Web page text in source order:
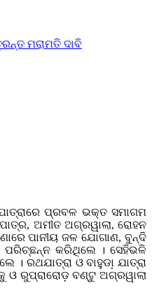
ଦାବି
ପ୍ରବଳ ଭକ୍ତ ସମାଗମ
ଅମୀତ ଅଗ୍ରୱାଲା, ରୋହନ
ପାନୀୟ ଜଳ ଯୋଗାଣ, ବୁନ୍ଦି
ପରିଚ୍ଛନ୍ନ କରିଥିଲେ । ସେହିଭଳି
ରଥଯାତ୍ରା ଓ ବାହୁଡା଼ ଯାତ୍ରା
ଓ ରୁପ୍ରାରୋଡ଼ ବଣ୍ଟୁ ଅଗ୍ରୱାଲା